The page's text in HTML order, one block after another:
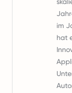
im
hat